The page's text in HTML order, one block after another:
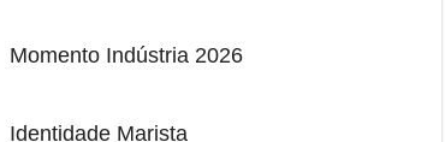
Momento Indústria 2026
Identidade Marista